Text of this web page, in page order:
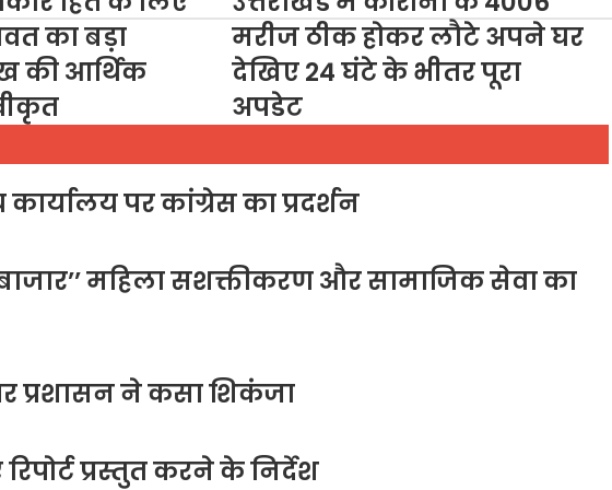
का बड़ा
की आर्थिक
मरीज ठीक होकर लौटे अपने घर
देखिए 24 घंटे के भीतर पूरा
अपडेट
कार्यालय पर कांग्रेस का प्रदर्शन
महिला सशक्तीकरण और सामाजिक सेवा का
प्रशासन ने कसा शिकंजा
प्रस्तुत करने के निर्देश